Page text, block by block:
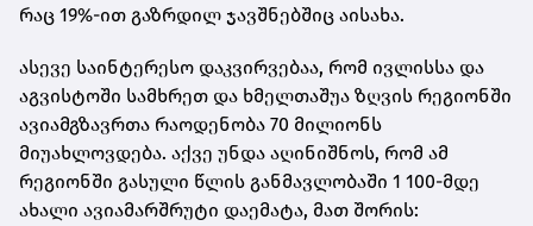
რაც 19%-ით გაზრდილ ჯავშნებშიც აისახა.
ასევე საინტერესო დაკვირვებაა, რომ ივლისსა და
აგვისტოში სამხრეთ და ხმელთაშუა ზღვის რეგიონში
ავიამგზავრთა რაოდენობა 70 მილიონს
მიუახლოვდება. აქვე უნდა აღინიშნოს, რომ ამ
რეგიონში გასული წლის განმავლობაში 1 100-მდე
ახალი ავიამარშრუტი დაემატა, მათ შორის: